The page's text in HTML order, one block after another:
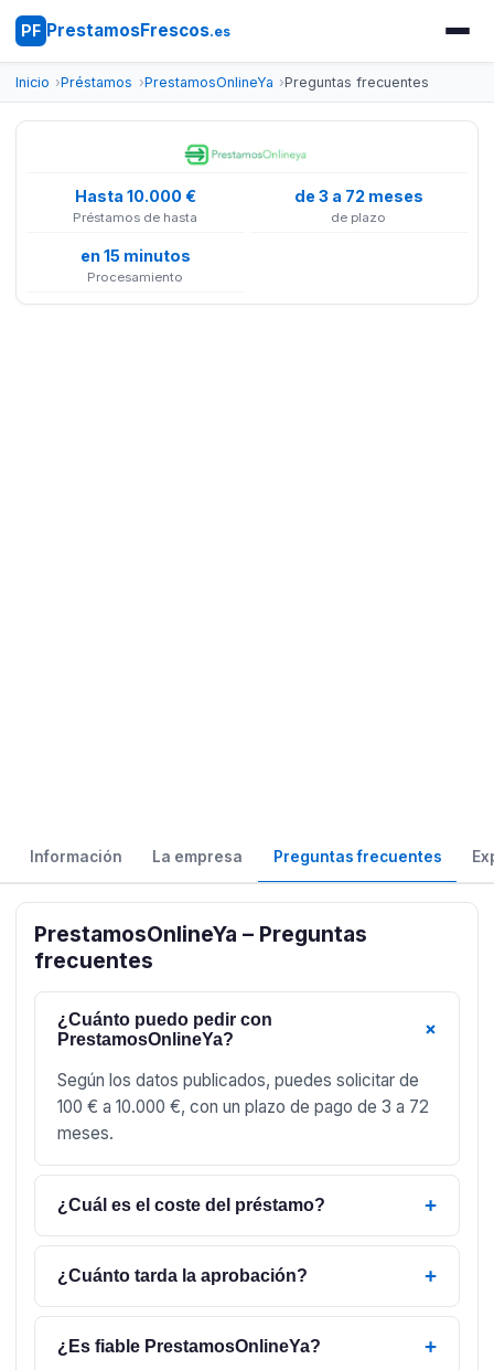
PF PrestamosFrescos.es
Inicio Préstamos PrestamosOnlineYa Preguntas frecuentes
Hasta 10.000 €
Préstamos de hasta
de 3 a 72 meses
de plazo
en 15 minutos
Procesamiento
Información La empresa Preguntas frecuentes
PrestamosOnlineYa – Preguntas
frecuentes
¿Cuánto puedo pedir con
PrestamosOnlineYa?
+
Según los datos publicados, puedes solicitar de
100 € a 10.000 €, con un plazo de pago de 3 a 72
meses.
¿Cuál es el coste del préstamo? +
¿Cuánto tarda la aprobación? +
¿Es fiable PrestamosOnlineYa? +